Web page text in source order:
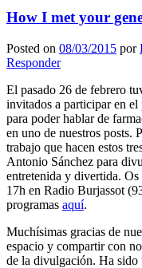
How I met your
Posted on 08/03/2015 por
Responder
El pasado 26 de febrero
invitados a participar en el
para poder hablar de
en uno de nuestros posts.
trabajo que hacen estos
Antonio Sánchez para
entretenida y divertida.
17h en Radio Burjassot
programas aquí.
Muchísimas gracias de
espacio y compartir con
de la divulgación. Ha sido